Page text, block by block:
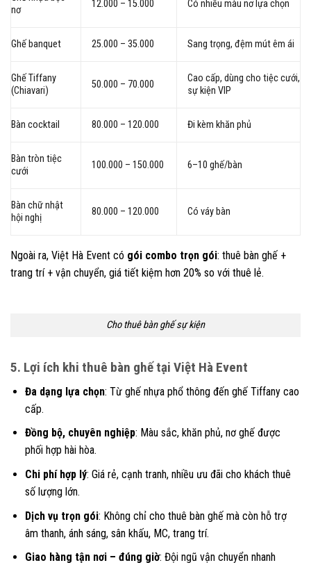
nơ
12.000 – 15.000 Có nhiều màu nơ lựa chọn
Ghế banquet 25.000 – 35.000 Sang trọng, đệm mút êm ái
Ghế Tiffany
(Chiavari)
50.000 – 70.000
Cao cấp, dùng cho tiệc cưới,
sự kiện VIP
Bàn cocktail 80.000 – 120.000 Đi kèm khăn phủ
Bàn tròn tiệc
cưới
100.000 – 150.000 6–10 ghế/bàn
Bàn chữ nhật
hội nghị
80.000 – 120.000 Có váy bàn
Ngoài ra, Việt Hà Event có gói combo trọn gói: thuê bàn ghế +
trang trí + vận chuyển, giá tiết kiệm hơn 20% so với thuê lẻ.
Cho thuê bàn ghế sự kiện
5. Lợi ích khi thuê bàn ghế tại Việt Hà Event
Đa dạng lựa chọn: Từ ghế nhựa phổ thông đến ghế Tiffany cao
cấp.
Đồng bộ, chuyên nghiệp: Màu sắc, khăn phủ, nơ ghế được
phối hợp hài hòa.
Chi phí hợp lý: Giá rẻ, cạnh tranh, nhiều ưu đãi cho khách thuê
số lượng lớn.
Dịch vụ trọn gói: Không chỉ cho thuê bàn ghế mà còn hỗ trợ
âm thanh, ánh sáng, sân khấu, MC, trang trí.
Giao hàng tận nơi – đúng giờ: Đội ngũ vận chuyển nhanh